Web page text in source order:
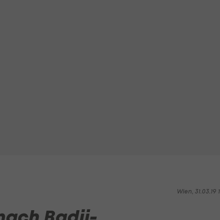
Wien, 31.03.19